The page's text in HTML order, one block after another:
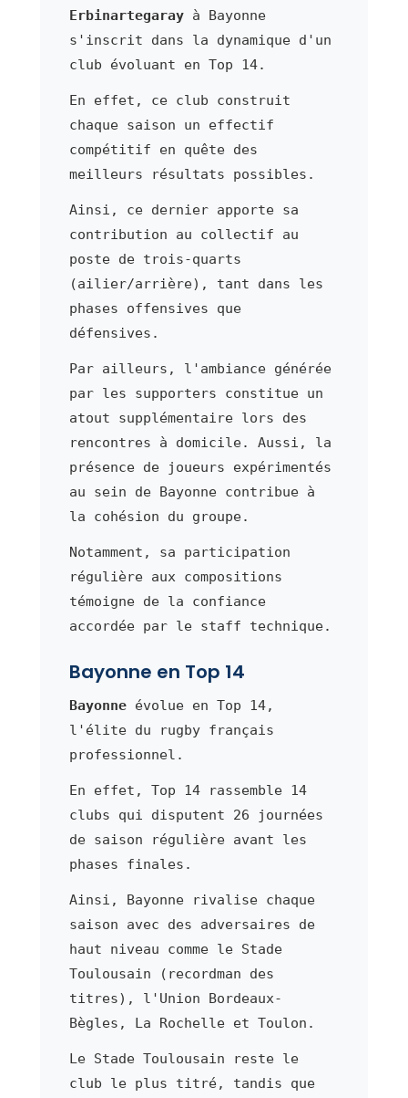
Erbinartegarayà Bayonne
s'inscrit dans la dynamique d'un
club évoluant en Top 14.
En effet, ce club construit
chaque saison un effectif
compétitif en quête des
meilleurs résultats possibles.
Ainsi, ce dernier apporte sa
contribution au collectif au
poste de trois-quarts
(ailier/arrière), tant dans les
phases offensives que
défensives.
Par ailleurs, l'ambiance générée
par les supporters constitue un
atout supplémentaire lors des
rencontres à domicile. Aussi, la
présence de joueurs expérimentés
au sein de Bayonne contribue à
la cohésion du groupe.
Notamment, sa participation
régulière aux compositions
témoigne de la confiance
accordée par le staff technique.
Bayonne en Top 14
Bayonneévolue en Top 14,
l'élite du rugby français
professionnel.
En effet, Top 14 rassemble 14
clubs qui disputent 26 journées
de saison régulière avant les
phases finales.
Ainsi, Bayonne rivalise chaque
saison avec des adversaires de
haut niveau comme le Stade
Toulousain (recordman des
titres), l'Union Bordeaux-
Bègles, La Rochelle et Toulon.
Le Stade Toulousain reste le
club le plus titré, tandis que